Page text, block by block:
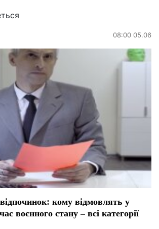
08:00 05.06
кому відмовлять у
воєнного стану – всі категорії